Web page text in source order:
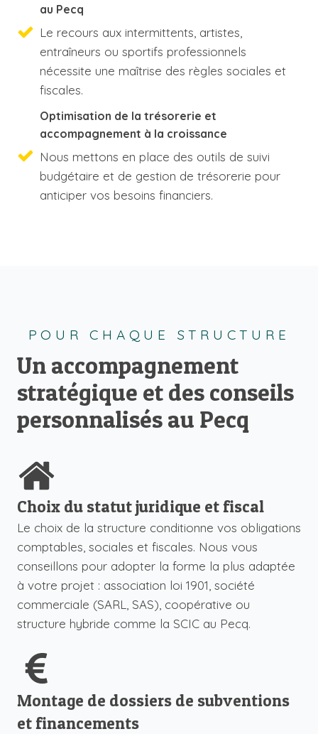
au Pecq
Le recours aux intermittents, artistes,
entraîneurs ou sportifs professionnels
nécessite une maîtrise des règles sociales et
fiscales.
Optimisation de la trésorerie et
accompagnement à la croissance
Nous mettons en place des outils de suivi
budgétaire et de gestion de trésorerie pour
anticiper vos besoins financiers.
POUR CHAQUE STRUCTURE
Un accompagnement
stratégique et des conseils
personnalisés au Pecq
Choix du statut juridique et fiscal
Le choix de la structure conditionne vos obligations
comptables, sociales et fiscales. Nous vous
conseillons pour adopter la forme la plus adaptée
à votre projet : association loi 1901, société
commerciale (SARL, SAS), coopérative ou
structure hybride comme la SCIC au Pecq.
Montage de dossiers de subventions
et financements